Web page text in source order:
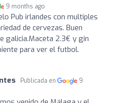
9 months ago
Pub irlandes con multiples
de cervezas. Buen
galicia.Maceta 2.3€ y gin
para ver el futbol.
Publicada en
9